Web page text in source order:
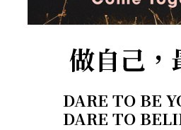
做自己，
DARE TO BE
DARE TO